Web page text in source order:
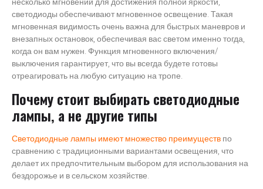
светодиоды обеспечивают мгновенное освещение. Такая
мгновенная видимость очень важна для быстрых маневров и
внезапных остановок, обеспечивая вас светом именно тогда,
когда он вам нужен. Функция мгновенного включения/
выключения гарантирует, что вы всегда будете готовы
отреагировать на любую ситуацию на тропе.
Почему стоит выбирать светодиодные
лампы, а не другие типы
Светодиодные лампы имеют множество преимуществпо
сравнению с традиционными вариантами освещения, что
делает их предпочтительным выбором для использования на
бездорожье и в сельском хозяйстве.